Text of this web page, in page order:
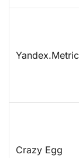
Crazy Egg